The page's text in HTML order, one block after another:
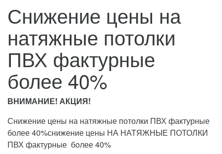
Снижение цены на
натяжные потолки
ПВХ фактурные
более 40%
ВНИМАНИЕ! АКЦИЯ!
Снижение цены на натяжные потолки ПВХ фактурные
более 40%снижение цены НА НАТЯЖНЫЕ ПОТОЛКИ
ПВХ фактурные более 40%